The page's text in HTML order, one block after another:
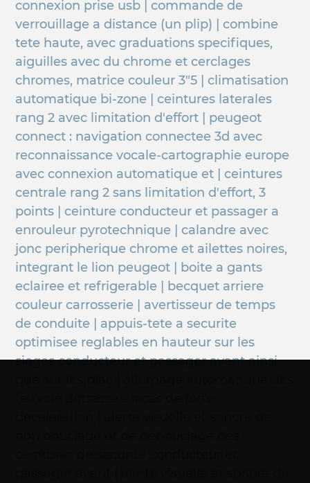
connexion prise usb | commande de
verrouillage a distance (un plip) | combine
tete haute, avec graduations specifiques,
aiguilles avec du chrome et cerclages
chromes, matrice couleur 3"5 | climatisation
automatique bi-zone | ceintures laterales
rang 2 avec limitation d'effort | peugeot
connect : navigation connectee 3d avec
reconnaissance vocale-cartographie europe
avec connexion automatique et | ceintures
centrale rang 2 sans limitation d'effort, 3
points | ceinture conducteur et passager a
enrouleur pyrotechnique | calandre avec
jonc peripherique chrome et ailettes noires,
integrant le lion peugeot | boite a gants
eclairee et refrigerable | becquet arriere
couleur carrosserie | avertisseur de temps
de conduite | appuis-tete a securite
optimisee reglables en hauteur sur les
sieges conducteur et passager avant ainsi